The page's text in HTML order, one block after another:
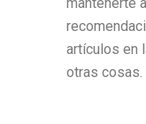
artículos en
otras cosas.